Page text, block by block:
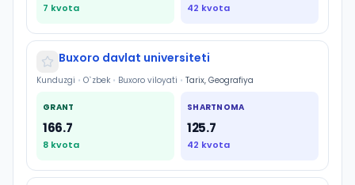
7 kvota 42 kvota
Buxoro davlat universiteti
Kunduzgi • O`zbek • Buxoro viloyati • Tarix, Geografiya
GRANT
166.7
8 kvota
SHARTNOMA
125.7
42 kvota